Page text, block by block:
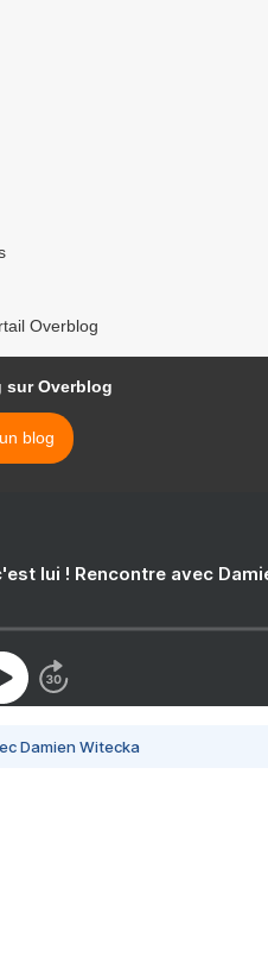
Overblog
sur Overblog
blog
lui ! Rencontre avec
Damien Witecka